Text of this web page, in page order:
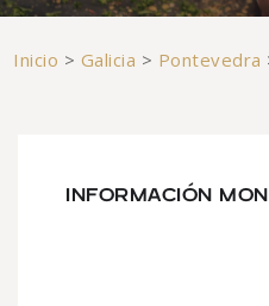
Inicio > Galicia > Pontevedra
INFORMACIÓN